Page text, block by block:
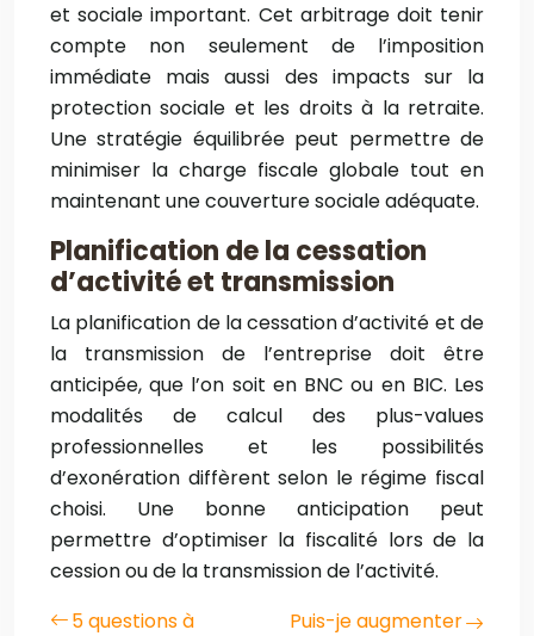
et sociale important. Cet arbitrage doit tenir
compte non seulement de l’imposition
immédiate mais aussi des impacts sur la
protection sociale et les droits à la retraite.
Une stratégie équilibrée peut permettre de
minimiser la charge fiscale globale tout en
maintenant une couverture sociale adéquate.
Planification de la cessation
d’activité et transmission
La planification de la cessation d’activité et de
la transmission de l’entreprise doit être
anticipée, que l’on soit en BNC ou en BIC. Les
modalités de calcul des plus-values
professionnelles et les possibilités
d’exonération diffèrent selon le régime fiscal
choisi. Une bonne anticipation peut
permettre d’optimiser la fiscalité lors de la
cession ou de la transmission de l’activité.
5 questions à
Puis-je augmenter